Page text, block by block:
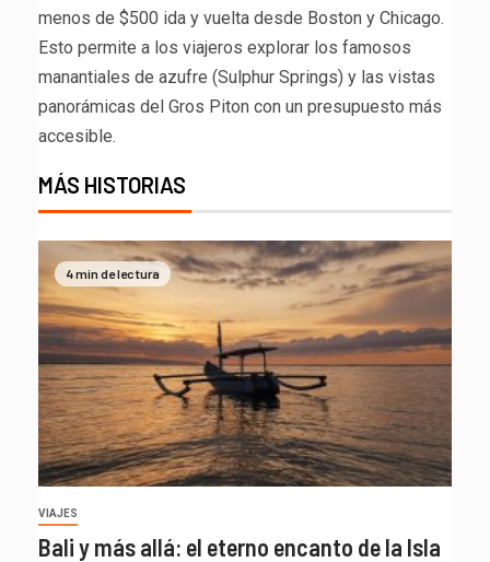
menos de $500 ida y vuelta desde Boston y Chicago.
Esto permite a los viajeros explorar los famosos
manantiales de azufre (Sulphur Springs) y las vistas
panorámicas del Gros Piton con un presupuesto más
accesible.
MÁS HISTORIAS
4 min de lectura
VIAJES
Bali y más allá: el eterno encanto de la Isla